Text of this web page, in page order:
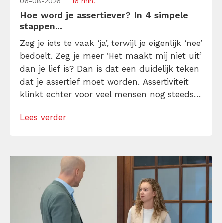
Hoe word je assertiever? In 4 simpele
stappen...
Zeg je iets te vaak ‘ja’, terwijl je eigenlijk ‘nee’
bedoelt. Zeg je meer ‘Het maakt mij niet uit’
dan je lief is? Dan is dat een duidelijk teken
dat je assertief moet worden. Assertiviteit
klinkt echter voor veel mensen nog steeds
maar dat is niet zo. Assertiviteit draait juist
Lees verder